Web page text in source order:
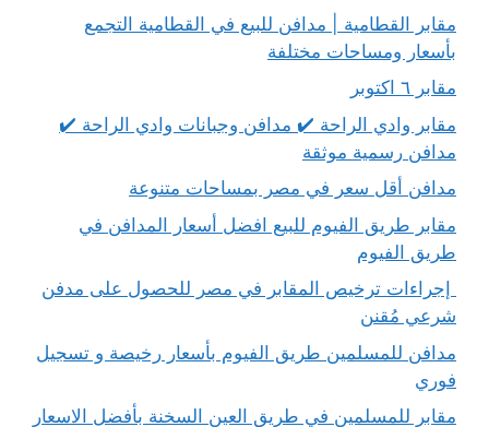
مقابر القطامية | مدافن للبيع في القطامية التجمع
بأسعار ومساحات مختلفة
مقابر ٦ اكتوبر
مقابر وادي الراحة ✔️ مدافن وجبانات وادي الراحة ✔️
مدافن رسمية موثقة
مدافن أقل سعر في مصر بمساحات متنوعة
مقابر طريق الفيوم للبيع افضل أسعار المدافن في
طريق الفيوم
إجراءات ترخيص المقابر في مصر للحصول على مدفن
شرعي مُقنن
مدافن للمسلمين طريق الفيوم بأسعار رخيصة و تسجيل
فوري
مقابر للمسلمين في طريق العين السخنة بأفضل الاسعار